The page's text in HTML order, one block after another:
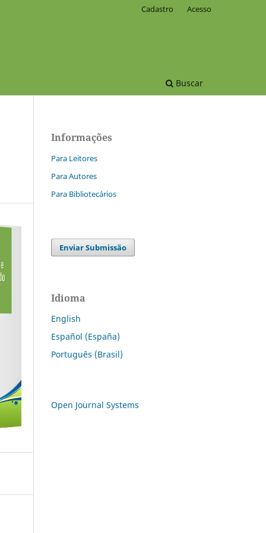
Buscar
Cadastro Acesso
Informações
Para Leitores
Para Autores
Para Bibliotecários
Enviar Submissão
Idioma
English
Español (España)
Português (Brasil)
Open Journal Systems